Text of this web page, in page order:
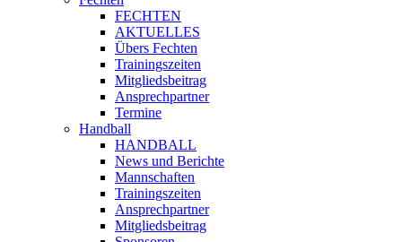
FECHTEN
AKTUELLES
Übers Fechten
Trainingszeiten
Mitgliedsbeitrag
Ansprechpartner
Termine
Handball
HANDBALL
News und Berichte
Mannschaften
Trainingszeiten
Ansprechpartner
Mitgliedsbeitrag